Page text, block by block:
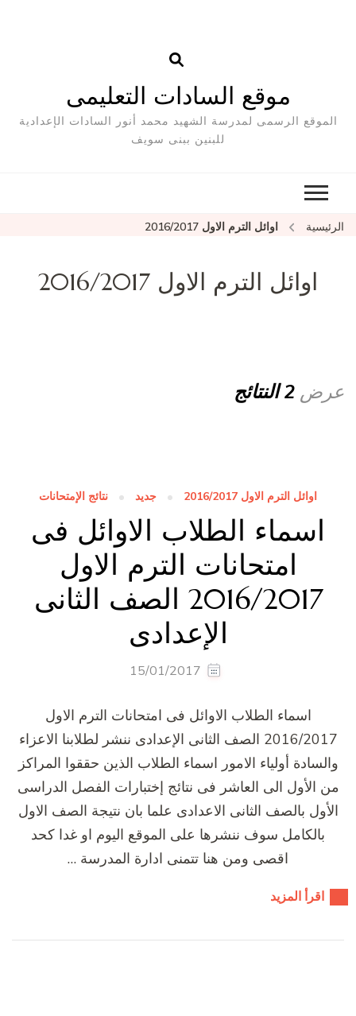
موقع السادات التعليمى
الموقع الرسمى لمدرسة الشهيد محمد أنور السادات الإعدادية
للبنين ببنى سويف
الرئيسية اوائل الترم الاول 2016/2017
اوائل الترم الاول 2016/2017
عرض 2 النتائج
اوائل الترم الاول 2016/2017 جديد نتائج الإمتحانات
اسماء الطلاب الاوائل فى
امتحانات الترم الاول
2016/2017 الصف الثانى
الإعدادى
15/01/2017
اسماء الطلاب الاوائل فى امتحانات الترم الاول
2016/2017 الصف الثانى الإعدادى ننشر لطلابنا الاعزاء
والسادة أولياء الامور اسماء الطلاب الذين حققوا المراكز
من الأول الى العاشر فى نتائج إختبارات الفصل الدراسى
الأول بالصف الثانى الاعدادى علما بان نتيجة الصف الاول
بالكامل سوف ننشرها على الموقع اليوم او غدا كحد
اقصى ومن هنا تتمنى ادارة المدرسة …
اقرأ المزيد